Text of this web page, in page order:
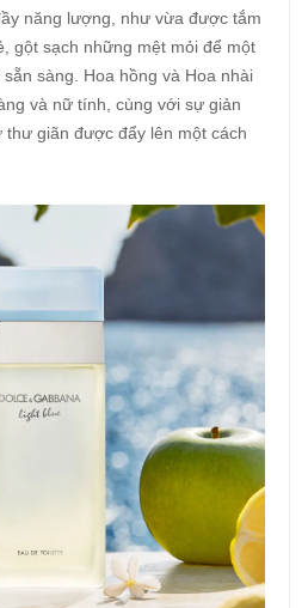
năng lượng, như vừa được tắm
gột sạch những mệt mỏi để một
sàng. Hoa hồng và Hoa nhài
và nữ tính, cùng với sự giản
giãn được đẩy lên một cách